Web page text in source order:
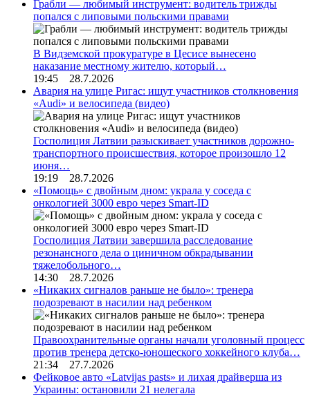
Грабли — любимый инструмент: водитель трижды
попался с липовыми польскими правами
В Видземской прокуратуре в Цесисе вынесено
наказание местному жителю, который…
19:45 28.7.2026
Авария на улице Ригас: ищут участников столкновения
«Audi» и велосипеда (видео)
Госполиция Латвии разыскивает участников дорожно-
транспортного происшествия, которое произошло 12
июня…
19:19 28.7.2026
«Помощь» с двойным дном: украла у соседа с
онкологией 3000 евро через Smart-ID
Госполиция Латвии завершила расследование
резонансного дела о циничном обкрадывании
тяжелобольного…
14:30 28.7.2026
«Никаких сигналов раньше не было»: тренера
подозревают в насилии над ребенком
Правоохранительные органы начали уголовный процесс
против тренера детско-юношеского хоккейного клуба…
21:34 27.7.2026
Фейковое авто «Latvijas pasts» и лихая драйверша из
Украины: остановили 21 нелегала